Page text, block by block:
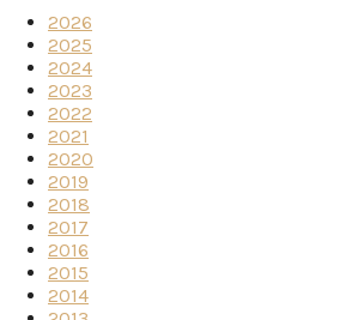
2026
2025
2024
2023
2022
2021
2020
2019
2018
2017
2016
2015
2014